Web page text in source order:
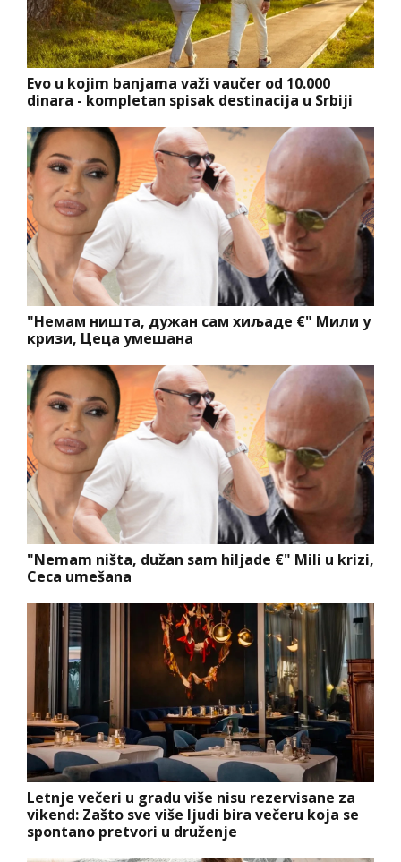
Evo u kojim banjama važi vaučer od 10.000
dinara - kompletan spisak destinacija u Srbiji
"Немам ништа, дужан сам хиљаде €" Мили у
кризи, Цеца умешана
"Nemam ništa, dužan sam hiljade €" Mili u krizi,
Ceca umešana
Letnje večeri u gradu više nisu rezervisane za
vikend: Zašto sve više ljudi bira večeru koja se
spontano pretvori u druženje